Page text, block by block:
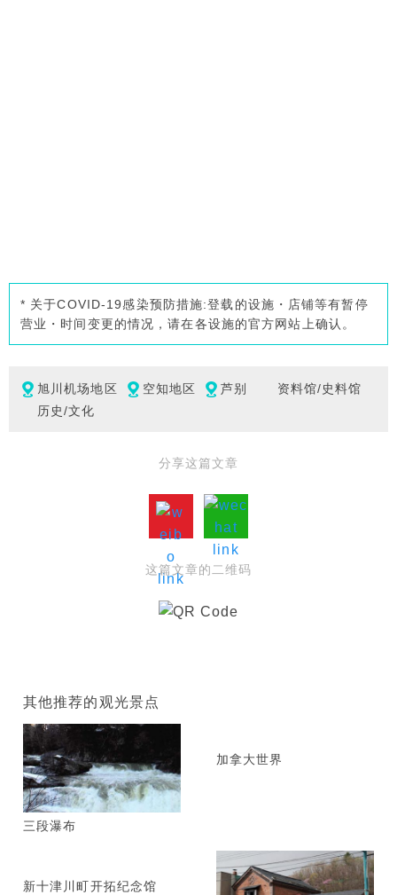
* 关于COVID-19感染预防措施:登载的设施・店铺等有暂停
营业・时间变更的情况，请在各设施的官方网站上确认。
旭川机场地区 空知地区 芦别
资料馆/史料馆
历史/文化
分享这篇文章
这篇文章的二维码
其他推荐的观光景点
三段瀑布
加拿大世界
新十津川町开拓纪念馆